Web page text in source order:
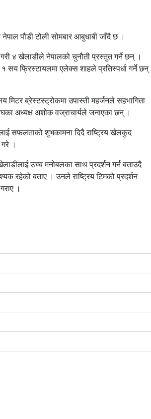
नेपाल पौडी टोली सोमबार आबुधाबी जाँदै छ ।
४ खेलाडीले नेपालको चुनौती प्रस्तुत गर्ने छन् ।
फ्रिस्टायलमा एलेक्स शाहले प्रतिस्पर्धा गर्ने छन्
ब्रेस्टस्ट्रोकमा उपास्ती महर्जनले सहभागिता
अध्यक्ष अशोक वज्राचार्यले जनाएका छन् ।
सफलताको शुभकामना दिदै राष्ट्रिय खेलकुद
।
उच्च मनोबलका साथ प्रदर्शन गर्न बताउदै
रहेको बताए । उनले राष्ट्रिय टिमको प्रदर्शन
।